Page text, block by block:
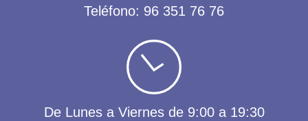
Teléfono: 96 351 76 76
De Lunes a Viernes de 9:00 a 19:30